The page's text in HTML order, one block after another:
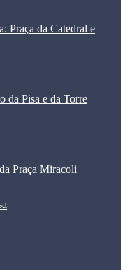
Praça da Catedral e
da Pisa e da Torre
Praça Miracoli